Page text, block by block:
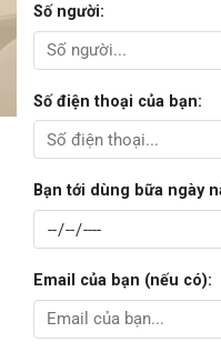
Số người:
Số điện thoại của bạn:
Bạn tới dùng bữa ngày
Email của bạn (nếu có):